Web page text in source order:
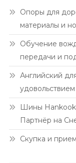
Опоры для
материалы и
Обучение
передачи и
Английский
удовольствием
Шины
Партнёр на
Скупка и